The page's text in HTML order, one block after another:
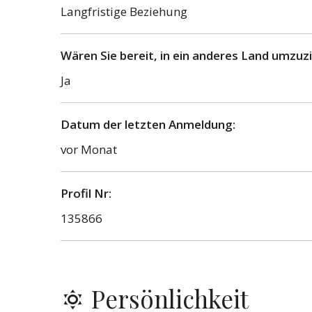
Langfristige Beziehung
Wären Sie bereit, in ein anderes Land
Ja
Datum der letzten Anmeldung:
vor Monat
Profil Nr:
135866
Persönlichkeit